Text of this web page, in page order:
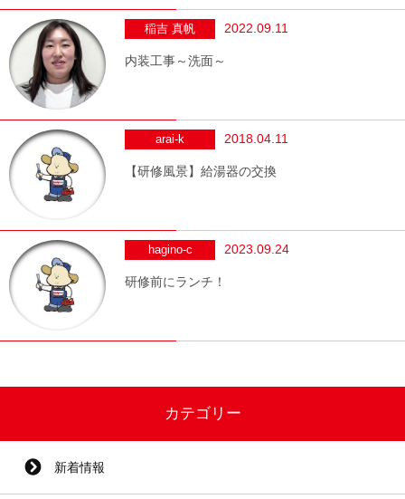
稲吉 真帆 2022.09.11
内装工事～洗面～
arai-k 2018.04.11
【研修風景】給湯器の交換
hagino-c 2023.09.24
研修前にランチ！
カテゴリー
新着情報